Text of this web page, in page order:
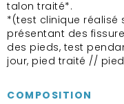
talon traité*.
*(test clinique réalisé
présentant des
des pieds, test
jour, pied traité //
COMPOSITION